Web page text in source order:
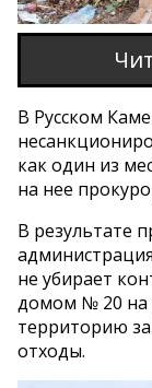
В Русском
как один из
на нее
В результате
не убирает
домом № 20 на
территорию
отходы.